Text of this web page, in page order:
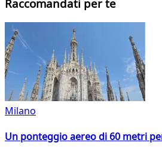
Raccomandati per te
Milano
Un ponteggio aereo di 60 metri